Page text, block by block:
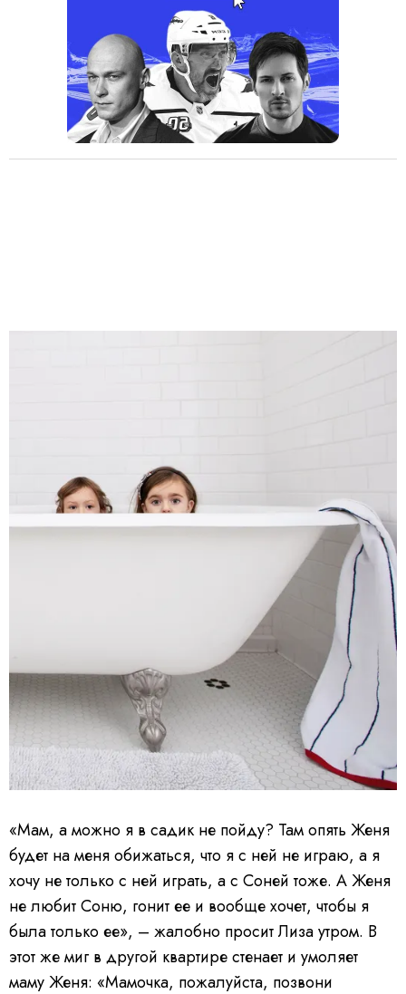
«Мам, а можно я в садик не пойду? Там опять Женя
будет на меня обижаться, что я с ней не играю, а я
хочу не только с ней играть, а с Соней тоже. А Женя
не любит Соню, гонит ее и вообще хочет, чтобы я
была только ее», – жалобно просит Лиза утром. В
этот же миг в другой квартире стенает и умоляет
маму Женя: «Мамочка, пожалуйста, позвони